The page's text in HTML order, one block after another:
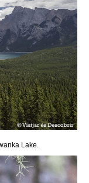
Lake.